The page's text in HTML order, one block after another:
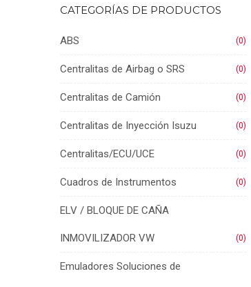
CATEGORÍAS DE PRODUCTOS
ABS (0)
Centralitas de Airbag o SRS (0)
Centralitas de Camión (0)
Centralitas de Inyección Isuzu (0)
Centralitas/ECU/UCE (0)
Cuadros de Instrumentos (0)
ELV / BLOQUE DE CAÑA
INMOVILIZADOR VW (0)
Emuladores Soluciones de